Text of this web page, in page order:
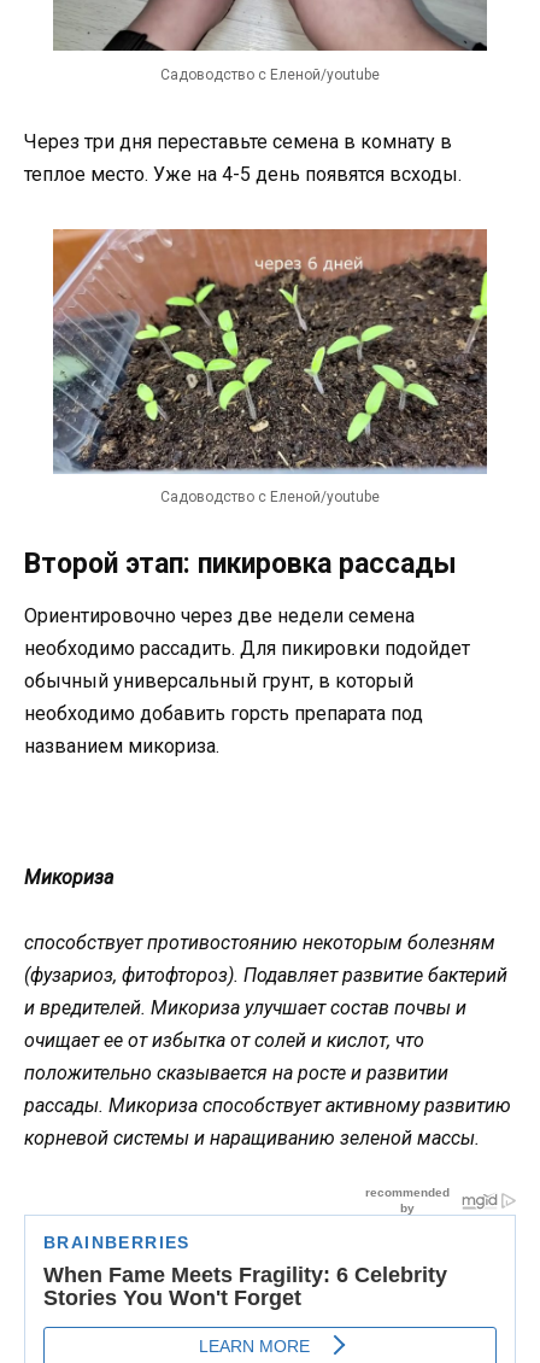
Садоводство с Еленой/youtube
Через три дня переставьте семена в комнату в
теплое место. Уже на 4-5 день появятся всходы.
Садоводство с Еленой/youtube
Второй этап: пикировка рассады
Ориентировочно через две недели семена
необходимо рассадить. Для пикировки подойдет
обычный универсальный грунт, в который
необходимо добавить горсть препарата под
названием микориза.
Микориза
способствует противостоянию некоторым болезням
(фузариоз, фитофтороз). Подавляет развитие бактерий
и вредителей. Микориза улучшает состав почвы и
очищает ее от избытка от солей и кислот, что
положительно сказывается на росте и развитии
рассады. Микориза способствует активному развитию
корневой системы и наращиванию зеленой массы.